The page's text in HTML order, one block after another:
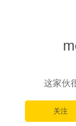
这家伙